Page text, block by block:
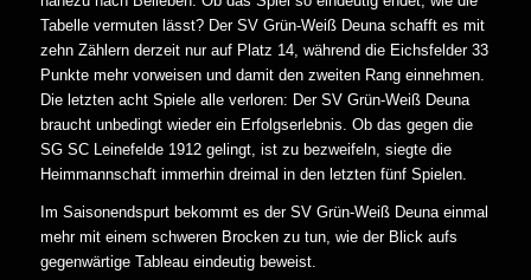
Tabelle vermuten lässt? Der SV Grün-Weiß Deuna schafft es mit
zehn Zählern derzeit nur auf Platz 14, während die Eichsfelder 33
Punkte mehr vorweisen und damit den zweiten Rang einnehmen.
Die letzten acht Spiele alle verloren: Der SV Grün-Weiß Deuna
braucht unbedingt wieder ein Erfolgserlebnis. Ob das gegen die
SG SC Leinefelde 1912 gelingt, ist zu bezweifeln, siegte die
Heimmannschaft immerhin dreimal in den letzten fünf Spielen.
Im Saisonendspurt bekommt es der SV Grün-Weiß Deuna einmal
mehr mit einem schweren Brocken zu tun, wie der Blick aufs
gegenwärtige Tableau eindeutig beweist.